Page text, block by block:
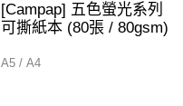
[Campap] 五色螢光系列
可撕紙本 (80張 / 80gsm)
A5 / A4